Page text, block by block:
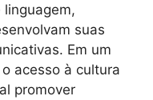
suas
Em um
acesso à cultura
promover